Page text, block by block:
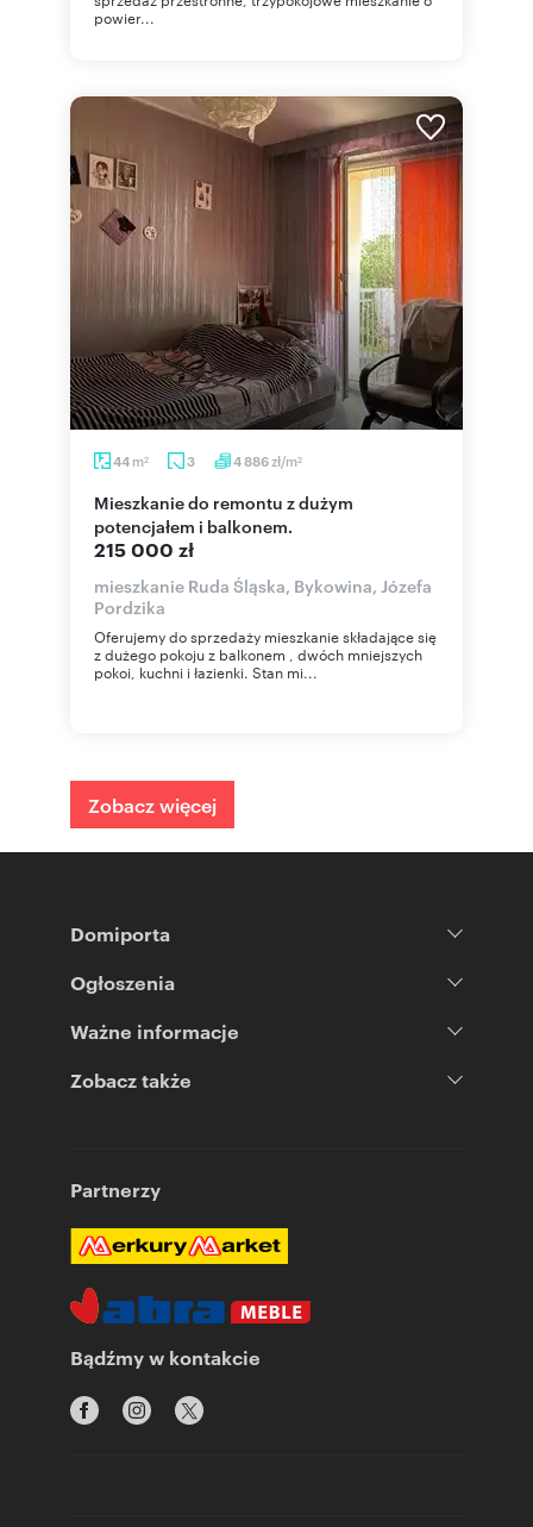
powier...
44 m2 3 4 886zł/m2
Mieszkanie do remontu z dużym
potencjałem i balkonem.
215 000 zł
mieszkanie Ruda Śląska, Bykowina, Józefa
Pordzika
Oferujemy do sprzedaży mieszkanie składające się
z dużego pokoju z balkonem , dwóch mniejszych
pokoi, kuchni i łazienki. Stan mi...
Zobacz więcej
Domiporta
Ogłoszenia
Ważne informacje
Zobacz także
Partnerzy
Bądźmy w kontakcie